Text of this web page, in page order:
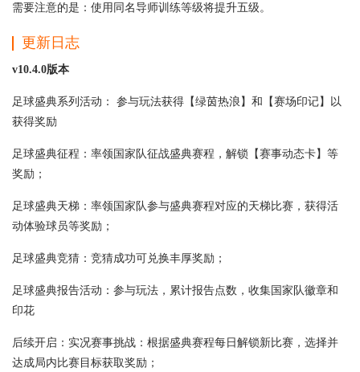
需要注意的是：使用同名导师训练等级将提升五级。
更新日志
v10.4.0版本
足球盛典系列活动： 参与玩法获得【绿茵热浪】和【赛场印记】以
获得奖励
足球盛典征程：率领国家队征战盛典赛程，解锁【赛事动态卡】等
奖励；
足球盛典天梯：率领国家队参与盛典赛程对应的天梯比赛，获得活
动体验球员等奖励；
足球盛典竞猜：竞猜成功可兑换丰厚奖励；
足球盛典报告活动：参与玩法，累计报告点数，收集国家队徽章和
印花
后续开启：实况赛事挑战：根据盛典赛程每日解锁新比赛，选择并
达成局内比赛目标获取奖励；